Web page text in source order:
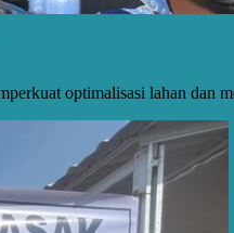
optimalisasi lahan dan